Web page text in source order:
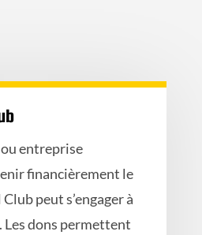
entreprise
financièrement le
peut s’engager à
Les dons permettent